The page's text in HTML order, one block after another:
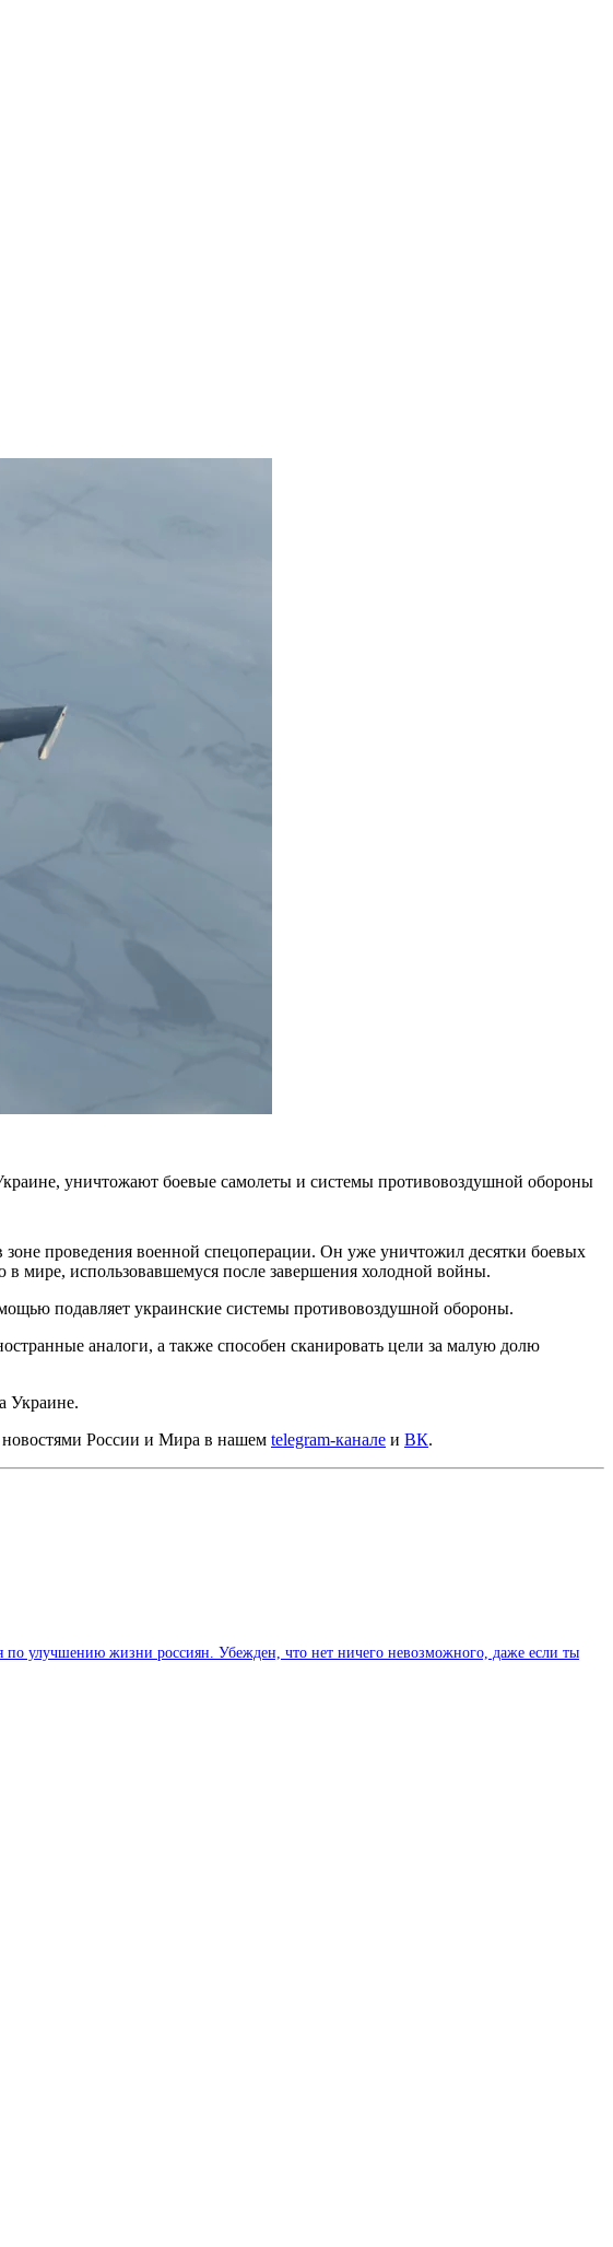
уничтожают боевые самолеты и системы противовоздушной обороны
проведения военной спецоперации. Он уже уничтожил десятки боевых
мире, использовавшемуся после завершения холодной войны.
подавляет украинские системы противовоздушной обороны.
аналоги, а также способен сканировать цели за малую долю
Украине.
России и Мира в нашем telegram-канале и ВК.
по улучшению жизни россиян. Убежден, что нет ничего невозможного, даже если ты